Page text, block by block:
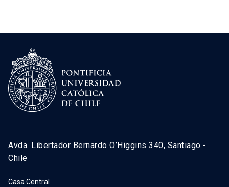
Avda. Libertador Bernardo O’Higgins 340, Santiago -
Chile
Casa Central